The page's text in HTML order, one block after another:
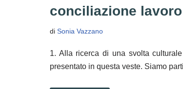
conciliazione
di Sonia Vazzano
1. Alla ricerca di una svolta
presentato in questa veste. Siamo